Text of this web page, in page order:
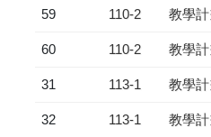
59 110-2 教學
60 110-2 教學
31 113-1 教學
32 113-1 教學